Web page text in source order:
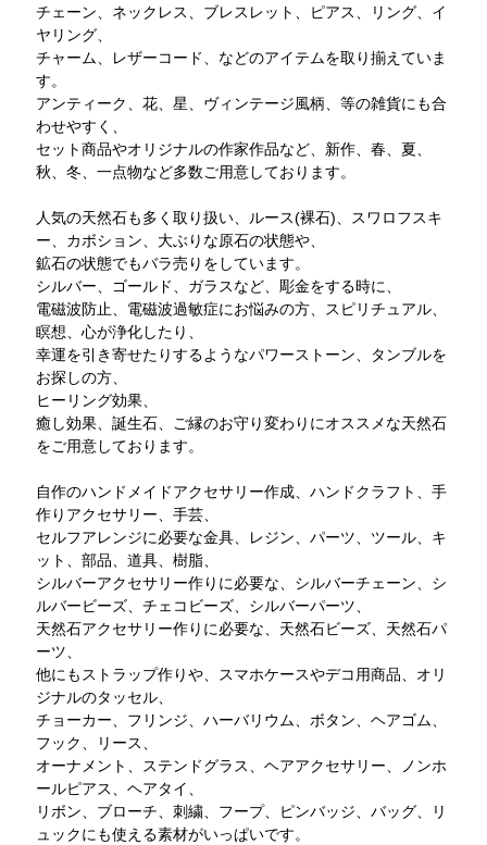
チェーン、ネックレス、ブレスレット、ピアス、リング、イ
ヤリング、
チャーム、レザーコード、などのアイテムを取り揃えていま
す。
アンティーク、花、星、ヴィンテージ風柄、等の雑貨にも合
わせやすく、
セット商品やオリジナルの作家作品など、新作、春、夏、
秋、冬、一点物など多数ご用意しております。
人気の天然石も多く取り扱い、ルース(裸石)、スワロフスキ
ー、カボション、大ぶりな原石の状態や、
鉱石の状態でもバラ売りをしています。
シルバー、ゴールド、ガラスなど、彫金をする時に、
電磁波防止、電磁波過敏症にお悩みの方、スピリチュアル、
瞑想、心が浄化したり、
幸運を引き寄せたりするようなパワーストーン、タンブルを
お探しの方、
ヒーリング効果、
癒し効果、誕生石、ご縁のお守り変わりにオススメな天然石
をご用意しております。
自作のハンドメイドアクセサリー作成、ハンドクラフト、手
作りアクセサリー、手芸、
セルフアレンジに必要な金具、レジン、パーツ、ツール、キ
ット、部品、道具、樹脂、
シルバーアクセサリー作りに必要な、シルバーチェーン、シ
ルバービーズ、チェコビーズ、シルバーパーツ、
天然石アクセサリー作りに必要な、天然石ビーズ、天然石パ
ーツ、
他にもストラップ作りや、スマホケースやデコ用商品、オリ
ジナルのタッセル、
チョーカー、フリンジ、ハーバリウム、ボタン、ヘアゴム、
フック、リース、
オーナメント、ステンドグラス、ヘアアクセサリー、ノンホ
ールピアス、ヘアタイ、
リボン、ブローチ、刺繍、フープ、ピンバッジ、バッグ、リ
ュックにも使える素材がいっぱいです。